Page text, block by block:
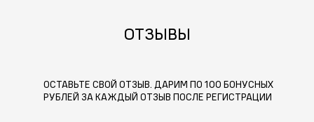
ОТЗЫВЫ
ОСТАВЬТЕ СВОЙ ОТЗЫВ. ДАРИМ ПО 100 БОНУСНЫХ
РУБЛЕЙ ЗА КАЖДЫЙ ОТЗЫВ ПОСЛЕ РЕГИСТРАЦИИ